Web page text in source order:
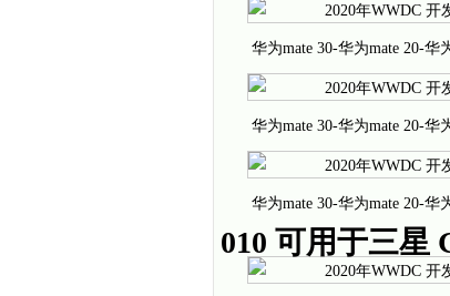
华为mate 30-华为mate 20-华
华为mate 30-华为mate 20-华
华为mate 30-华为mate 20-华
010 可用于三星